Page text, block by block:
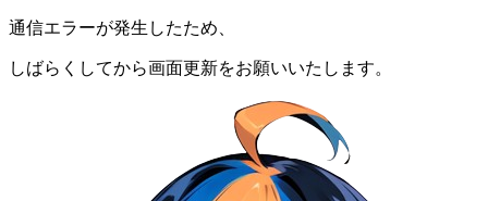
通信エラーが発生したため、
しばらくしてから画面更新をお願いいたします。